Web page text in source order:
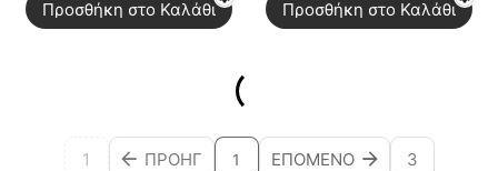
Προσθήκη στο Καλάθι Προσθήκη στο Καλάθι
1 ΠΡΟΗΓ 1 ΕΠΌΜΕΝΟ 3